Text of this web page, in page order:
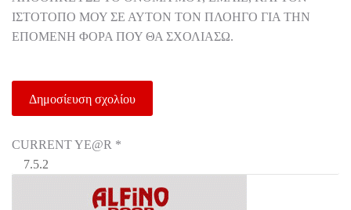
ΙΣΤΌΤΟΠΟ ΜΟΥ ΣΕ ΑΥΤΌΝ ΤΟΝ ΠΛΟΗΓΌ ΓΙΑ ΤΗΝ
ΕΠΌΜΕΝΗ ΦΟΡΆ ΠΟΥ ΘΑ ΣΧΟΛΙΆΣΩ.
CURRENT YE@R *